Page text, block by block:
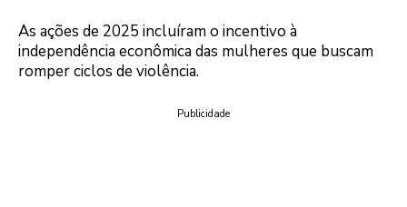
As ações de 2025 incluíram o incentivo à
independência econômica das mulheres que buscam
romper ciclos de violência.
Publicidade